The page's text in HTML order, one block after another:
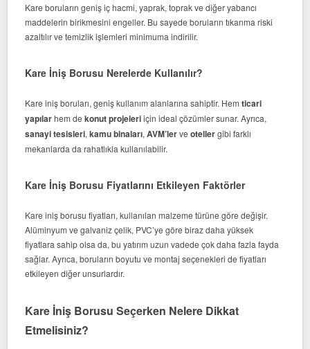
Kare boruların geniş iç hacmi, yaprak, toprak ve diğer yabancı
maddelerin birikmesini engeller. Bu sayede boruların tıkanma riski
azaltılır ve temizlik işlemleri minimuma indirilir.
Kare İniş Borusu Nerelerde Kullanılır?
Kare iniş boruları, geniş kullanım alanlarına sahiptir. Hemticari
yapılarhem dekonut projeleriiçin ideal çözümler sunar. Ayrıca,
sanayi tesisleri,kamu binaları,AVM’lerveotellergibi farklı
mekanlarda da rahatlıkla kullanılabilir.
Kare İniş Borusu Fiyatlarını Etkileyen Faktörler
Kare iniş borusu fiyatları, kullanılan malzeme türüne göre değişir.
Alüminyum ve galvaniz çelik, PVC’ye göre biraz daha yüksek
fiyatlara sahip olsa da, bu yatırım uzun vadede çok daha fazla fayda
sağlar. Ayrıca, boruların boyutu ve montaj seçenekleri de fiyatları
etkileyen diğer unsurlardır.
Kare İniş Borusu Seçerken Nelere Dikkat
Etmelisiniz?